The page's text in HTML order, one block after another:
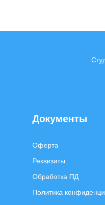
Документы
Оферта
Реквизиты
Обработка ПД
Политика